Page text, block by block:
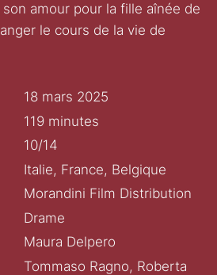
amour pour la fille aînée de
le cours de la vie de
18 mars 2025
119 minutes
10/14
Italie, France, Belgique
Morandini Film Distribution
Drame
Maura Delpero
Tommaso Ragno, Roberta